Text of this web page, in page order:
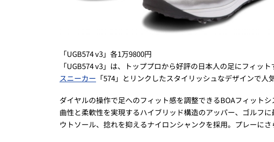
「UGB574 v3」各1万9800円
「UGB574 v3」は、トッププロから好評の日本人の足にフィッ
スニーカー 「574」とリンクしたスタイリッシュなデザインで人
ダイヤルの操作で足へのフィット感を調整できるBOAフィット
曲性と柔軟性を実現するハイブリッド構造のアッパー、ゴルフ
ウトソール、捻れを抑えるナイロンシャンクを採用。プレーにさ